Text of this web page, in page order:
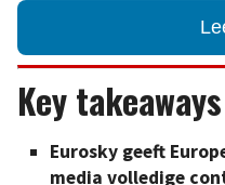
Key takeaways
Eurosky geeft
media volledige